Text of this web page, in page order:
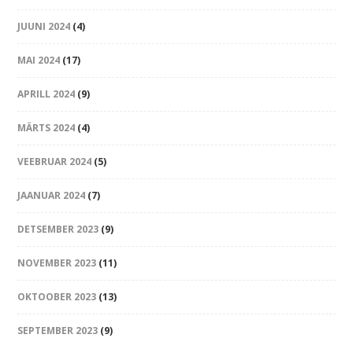
JUUNI 2024 (4)
MAI 2024 (17)
APRILL 2024 (9)
MÄRTS 2024 (4)
VEEBRUAR 2024 (5)
JAANUAR 2024 (7)
DETSEMBER 2023 (9)
NOVEMBER 2023 (11)
OKTOOBER 2023 (13)
SEPTEMBER 2023 (9)